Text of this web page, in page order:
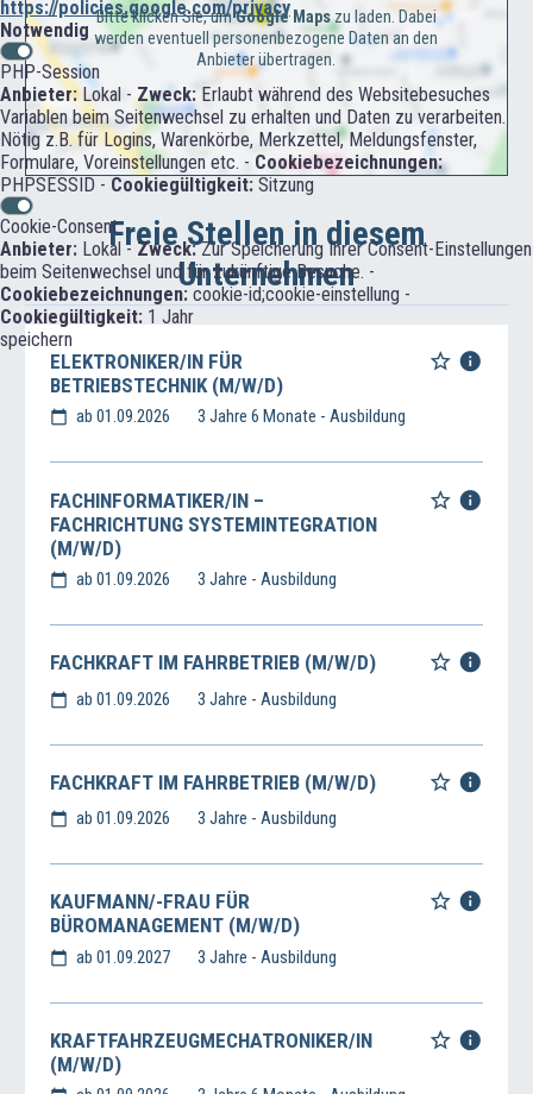
https://policies.google.com/privacy
Notwendig
PHP-Session
Anbieter:Lokal -Zweck: Erlaubt während des Websitebesuches
Variablen beim Seitenwechsel zu erhalten und Daten zu verarbeiten.
Nötig z.B. für Logins, Warenkörbe, Merkzettel, Meldungsfenster,
Formulare, Voreinstellungen etc. - Cookiebezeichnungen:
PHPSESSID - Cookiegültigkeit: Sitzung
Cookie-Consent
Anbieter: Lokal - Zweck:Zur Speicherung Ihrer Consent-Einstellungen
beim Seitenwechsel und für zukünftige Besuche. -
Cookiebezeichnungen: cookie-id;cookie-einstellung -
Cookiegültigkeit: 1 Jahr
speichern
Bitte klicken Sie, umGoogle Mapszu laden. Dabei
werden eventuell personenbezogene Daten an den
Anbieter übertragen.
Freie Stellen in diesem
Unternehmen
ELEKTRONIKER/IN FÜR
BETRIEBSTECHNIK (M/W/D)
ab 01.09.2026 3 Jahre 6 Monate - Ausbildung
FACHINFORMATIKER/IN –
FACHRICHTUNG SYSTEMINTEGRATION
(M/W/D)
ab 01.09.2026 3 Jahre - Ausbildung
FACHKRAFT IM FAHRBETRIEB (M/W/D)
ab 01.09.2026 3 Jahre - Ausbildung
FACHKRAFT IM FAHRBETRIEB (M/W/D)
ab 01.09.2026 3 Jahre - Ausbildung
KAUFMANN/-FRAU FÜR
BÜROMANAGEMENT (M/W/D)
ab 01.09.2027 3 Jahre - Ausbildung
KRAFTFAHRZEUGMECHATRONIKER/IN
(M/W/D)